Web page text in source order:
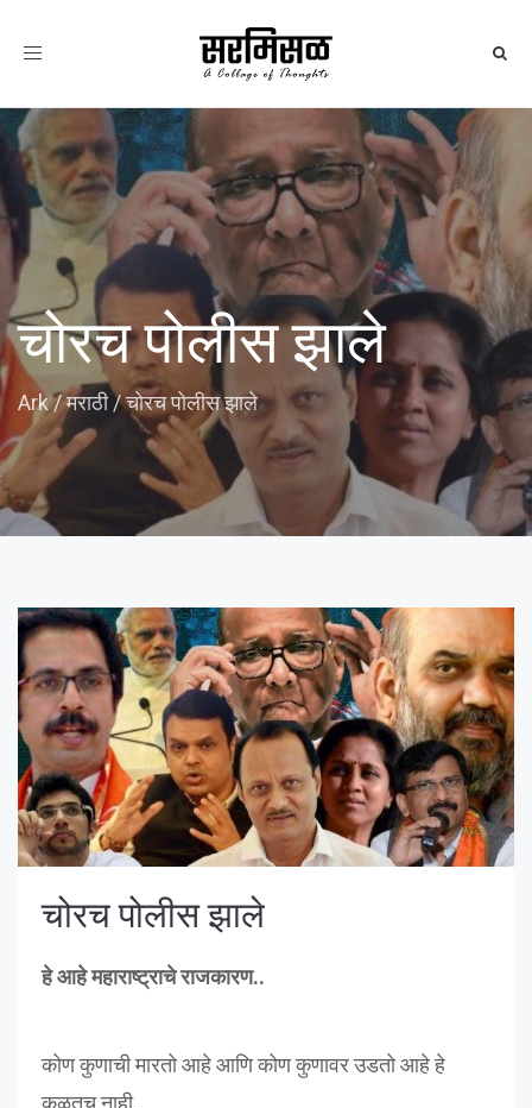
Toggle
चोरच पोलीस झाले
Ark/मराठी/चोरच पोलीस झाले
चोरच पोलीस झाले
हे आहे महाराष्ट्राचे राजकारण..
कोण कुणाची मारतो आहे आणि कोण कुणावर उडतो आहे हे
कळतच नाही..